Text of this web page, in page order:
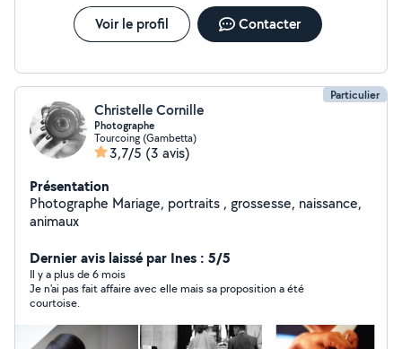
dans son travail d'agent d'entretien. Bien à vous, Anaïs :)
Voir le profil Contacter
Particulier
Christelle Cornille
Photographe
Tourcoing (Gambetta)
3,7/5 (3 avis)
Présentation
Photographe Mariage, portraits , grossesse, naissance,
animaux
Dernier avis laissé par Ines : 5/5
Il y a plus de 6 mois
Je n'ai pas fait affaire avec elle mais sa proposition a été
courtoise.